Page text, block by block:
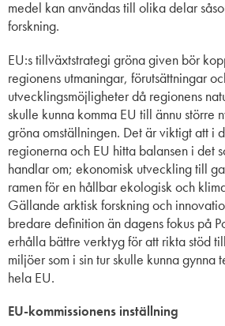
medel kan användas till olika delar
forskning.
EU:s tillväxtstrategi gröna given bör
regionens utmaningar, förutsättningar
utvecklingsmöjligheterdå regionens
skulle kunna komma EU till ännu större
gröna omställningen. Det är viktigt att i
regionerna och EU hitta balansen i det
handlar om; ekonomisk utveckling till
ramen för en hållbar ekologisk och
Gällande arktisk forskning och
bredare definitionän dagens fokus på P
erhålla bättre verktyg för att rikta stöd
miljöer som i sin turskulle kunnagynna
hela EU.
EU-kommissionens inställning